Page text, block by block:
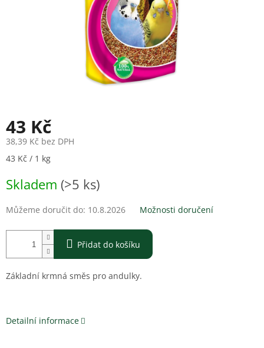
43 Kč
38,39 Kč bez DPH
Měrná
43 Kč / 1 kg
Skladem (>5 ks)
Můžeme doručit do: 10.8.2026 Možnosti doručení
Přidat do košíku
Základní krmná směs pro andulky.
Detailní informace